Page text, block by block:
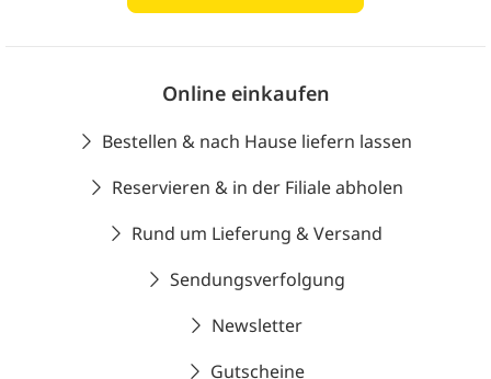
Online einkaufen
Bestellen & nach Hause liefern lassen
Reservieren & in der Filiale abholen
Rund um Lieferung & Versand
Sendungsverfolgung
Newsletter
Gutscheine